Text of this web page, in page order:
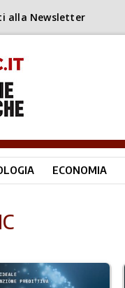
alla Newsletter
ECONOMIA